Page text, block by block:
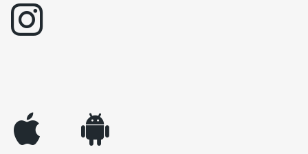
instagram
appleinc android